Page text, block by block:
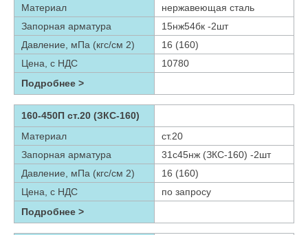
Материал
нержавеющая сталь
Запорная арматура
15нж54бк -2шт
Давление, мПа (кгс/см 2)
16 (160)
Цена, с НДС
10780
Подробнее >
160-450П ст.20 (ЗКС-160)
Материал
ст.20
Запорная арматура
31с45нж (ЗКС-160) -2шт
Давление, мПа (кгс/см 2)
16 (160)
Цена, с НДС
по запросу
Подробнее >